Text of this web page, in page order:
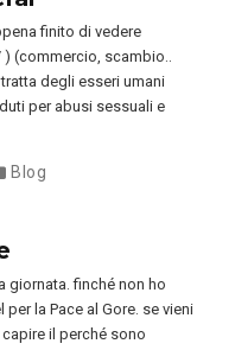
finito di vedere
(commercio, scambio..
degli esseri umani
per abusi sessuali e
Blog
giornata. finché non ho
la Pace al Gore. se vieni
il perché sono